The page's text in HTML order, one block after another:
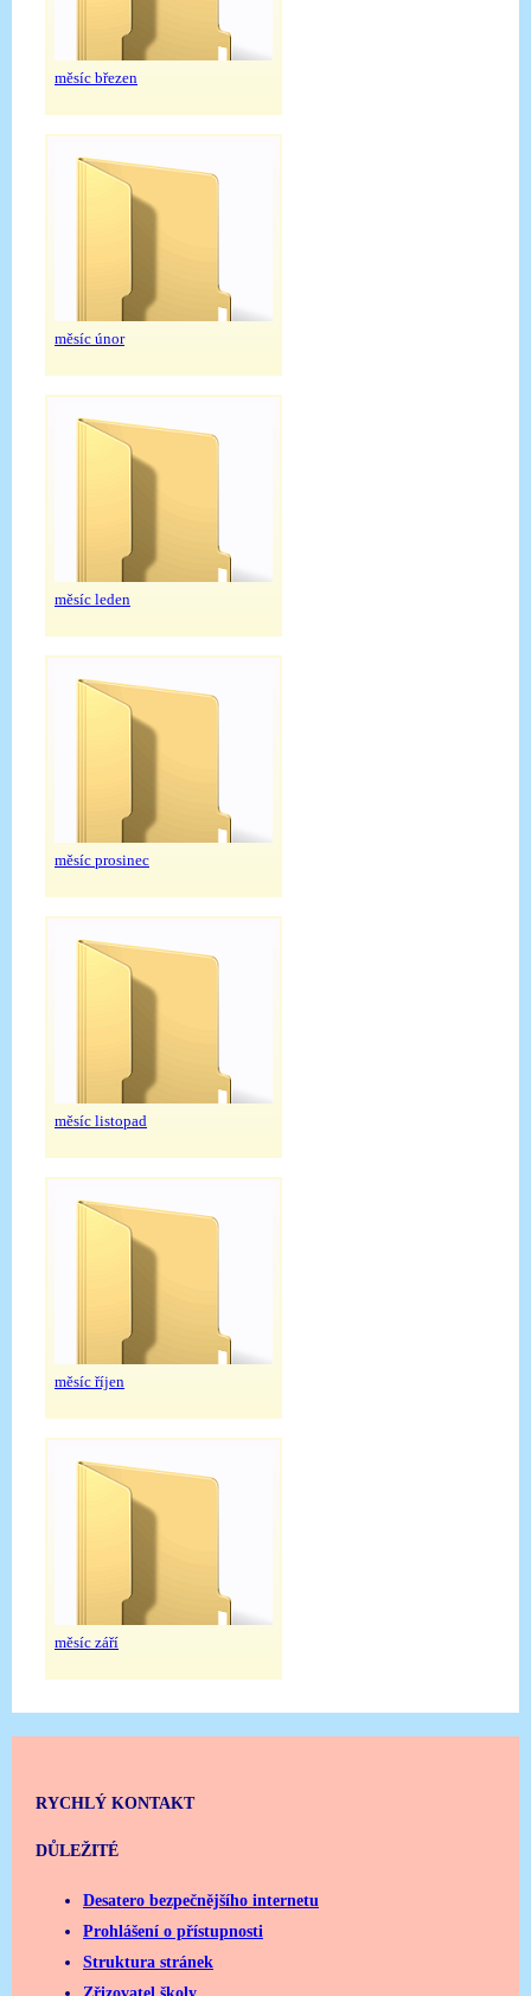
měsíc březen
měsíc únor
měsíc leden
měsíc prosinec
měsíc listopad
měsíc říjen
měsíc září
RYCHLÝ KONTAKT
DŮLEŽITÉ
Desatero bezpečnějšího internetu
Prohlášení o přístupnosti
Struktura stránek